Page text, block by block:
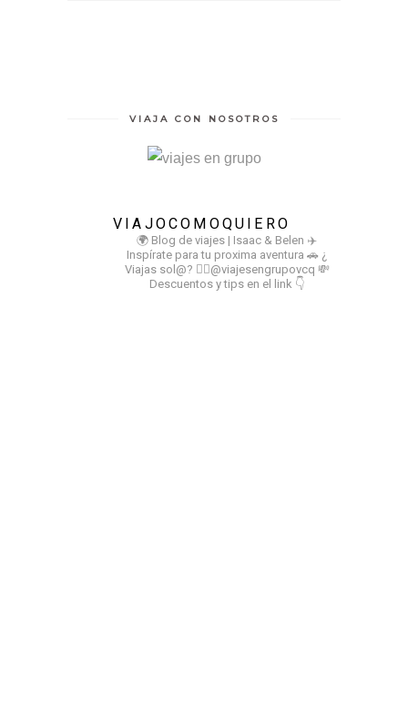
VIAJA CON NOSOTROS
VIAJOCOMOQUIERO
🌍 Blog de viajes | Isaac & Belen ✈️
Inspírate para tu proxima aventura 🚗 ¿
Viajas sol@? 👉🏻@viajesengrupovcq 💸
Descuentos y tips en el link 👇